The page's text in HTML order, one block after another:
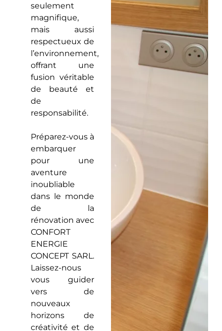
seulement
magnifique,
mais aussi
respectueux de
l’environnement,
offrant une
fusion véritable
de beauté et
de
responsabilité.
Préparez-vous à
embarquer
pour une
aventure
inoubliable
dans le monde
de la
rénovation avec
CONFORT
ENERGIE
CONCEPT SARL.
Laissez-nous
vous guider
vers de
nouveaux
horizons de
créativité et de